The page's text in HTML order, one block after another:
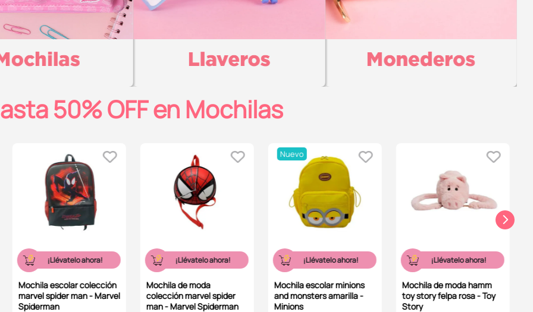
50% OFF en Mochilas
¡Llévatelo ahora!
Mochila escolar colección
marvel spider man - Marvel
Spiderman
¡Llévatelo ahora!
Mochila de moda
colección marvel spider
man - Marvel Spiderman
Nuevo
¡Llévatelo ahora!
Mochila escolar minions
and monsters amarilla -
Minions
¡Llévatelo ahora!
Mochila de moda hamm
toy story felpa rosa - Toy
Story